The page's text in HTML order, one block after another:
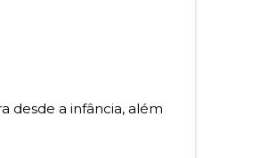
desde a infância, além